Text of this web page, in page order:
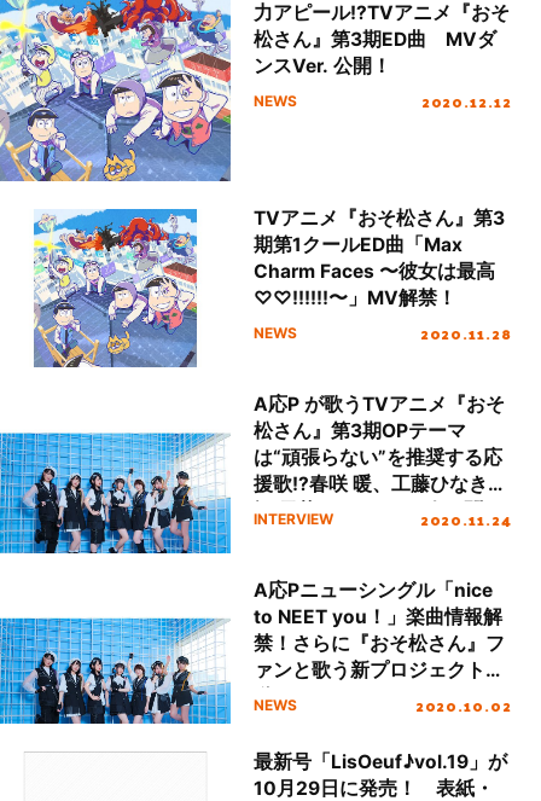
力アピール!?TVアニメ『おそ
松さん』第3期ED曲 MVダ
ンスVer. 公開！
NEWS 2020.12.12
TVアニメ『おそ松さん』第3
期第1クールED曲「Max
Charm Faces 〜彼女は最高
♡♡!!!!!!〜」MV解禁！
NEWS 2020.11.28
A応P が歌うTVアニメ『おそ
松さん』第3期OPテーマ
は“頑張らない”を推奨する応
援歌!?春咲 暖、工藤ひなき、
堤 雪菜のメンバー3人に聞く
INTERVIEW 2020.11.24
A応Pニューシングル「nice
to NEET you！」楽曲情報解
禁！さらに『おそ松さん』フ
ァンと歌う新プロジェクト始
動！
NEWS 2020.10.02
最新号「LisOeuf♪vol.19」が
10月29日に発売！ 表紙・